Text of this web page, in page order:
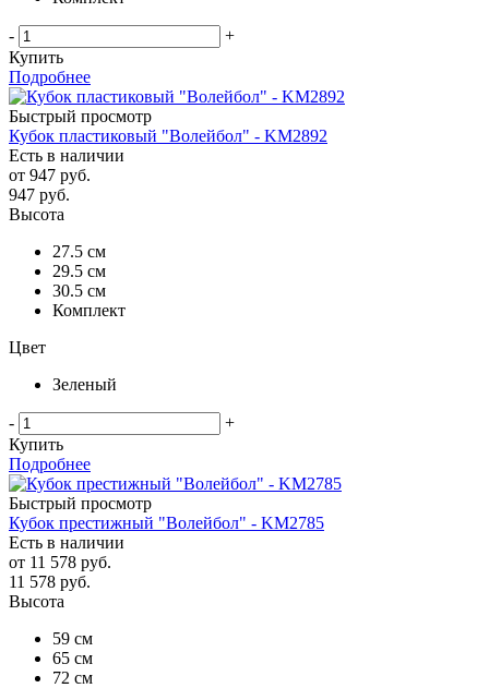
-
+
Купить
Подробнее
Быстрый просмотр
Кубок пластиковый "Волейбол" - KM2892
Есть в наличии
от 947 руб.
947 руб.
Высота
27.5 см
29.5 см
30.5 см
Комплект
Цвет
Зеленый
-
+
Купить
Подробнее
Быстрый просмотр
Кубок престижный "Волейбол" - KM2785
Есть в наличии
от 11 578 руб.
11 578 руб.
Высота
59 см
65 см
72 см